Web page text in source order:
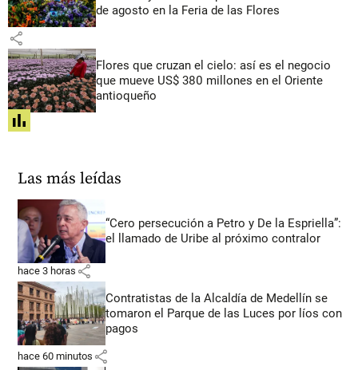
de agosto en la Feria de las Flores
share
Flores que cruzan el cielo: así es el negocio
que mueve US$ 380 millones en el Oriente
antioqueño
share
Las más leídas
“Cero persecución a Petro y De la Espriella”:
el llamado de Uribe al próximo contralor
hace 3 horas share
Contratistas de la Alcaldía de Medellín se
tomaron el Parque de las Luces por líos con
pagos
hace 60 minutos share